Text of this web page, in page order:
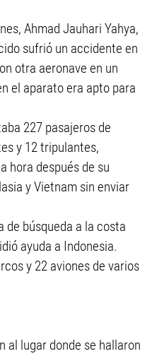
Ahmad Jauhari Yahya,
sufrió un accidente en
otra aeronave en un
el aparato era apto para
227 pasajeros de
y 12 tripulantes,
hora después de su
y Vietnam sin enviar
de búsqueda a la costa
ayuda a Indonesia.
y 22 aviones de varios
al lugar donde se hallaron